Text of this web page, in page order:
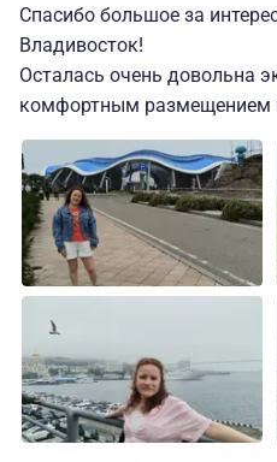
Спасибо большое за
Владивосток!
Осталась очень довольна
комфортным размещением